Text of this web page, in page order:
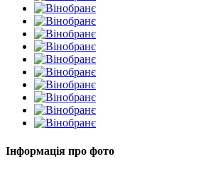
Інформація про фото